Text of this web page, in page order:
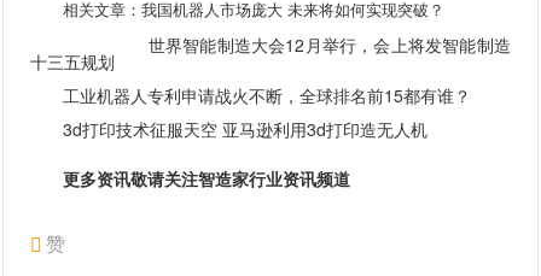
相关文章： 我国机器人市场庞大 未来将如何实现突破？
世界智能制造大会12月举行，会上将发智能制造
十三五规划
工业机器人专利申请战火不断，全球排名前15都有谁？
3d打印技术征服天空 亚马逊利用3d打印造无人机
更多资讯敬请关注智造家行业资讯频道
赞